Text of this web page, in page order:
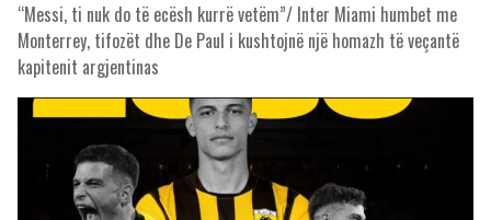
“Messi, ti nuk do të ecësh kurrë vetëm”/ Inter Miami humbet me
Monterrey, tifozët dhe De Paul i kushtojnë një homazh të veçantë
kapitenit argjentinas